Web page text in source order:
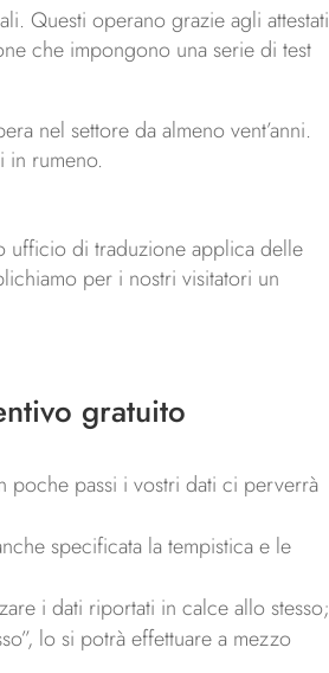
Questi operano grazie agli attestati
che impongono una serie di test
nel settore da almeno vent’anni.
in rumeno.
ufficio di traduzione applica delle
per i nostri visitatori un
gratuito
poche passi i vostri dati ci perverrà
specificata la tempistica e le
i dati riportati in calce allo stesso;
lo si potrà effettuare a mezzo